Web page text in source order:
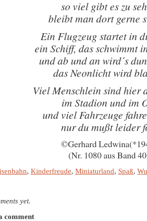
so viel gibt es zu
bleibt man dort gerne
Ein Flugzeug startet in
ein Schiff, das schwimmt
und ab und an wird´s
das Neonlicht wird
Viel Menschlein sind hier
im Stadion und im
und viel Fahrzeuge
nur du mußt leider
©Gerhard
(Nr. 1080 aus Band
, Kinderfreude, Miniaturland, Spaß,
yet.
comment